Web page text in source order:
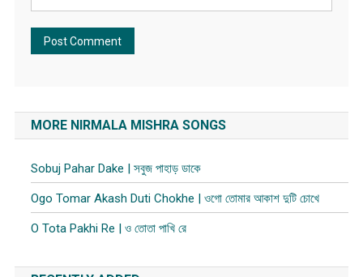
MORE NIRMALA MISHRA SONGS
Sobuj Pahar Dake | সবুজ পাহাড় ডাকে
Ogo Tomar Akash Duti Chokhe | ওগো তোমার আকাশ দুটি চোখে
O Tota Pakhi Re | ও তোতা পাখি রে